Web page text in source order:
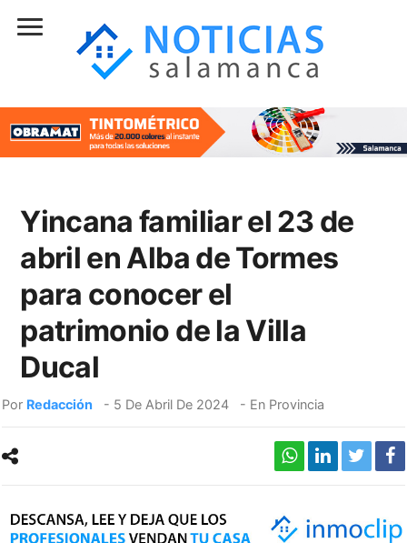
Yincana familiar el 23 de
abril en Alba de Tormes
para conocer el
patrimonio de la Villa
Ducal
Por Redacción - 5 De Abril De 2024 - En Provincia